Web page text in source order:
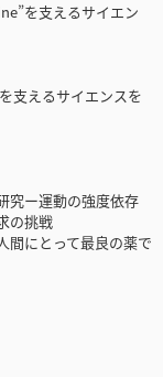
を支えるサイエン
支えるサイエンスを
究ー運動の強度依存
の挑戦
間にとって最良の薬で